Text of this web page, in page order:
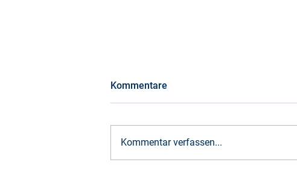
Kommentare
Kommentar verfassen...